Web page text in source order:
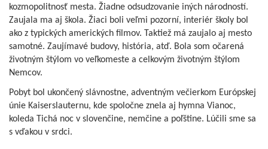
kozmopolitnosť mesta. Žiadne odsudzovanie iných národností.
Zaujala ma aj škola. Žiaci boli veľmi pozorní, interiér školy bol
ako z typických amerických filmov. Taktiež má zaujalo aj mesto
samotné. Zaujímavé budovy, história, atď. Bola som očarená
životným štýlom vo veľkomeste a celkovým životným štýlom
Nemcov.
Pobyt bol ukončený slávnostne, adventným večierkom Európskej
únie Kaiserslauternu, kde spoločne znela aj hymna Vianoc,
koleda Tichá noc v slovenčine, nemčine a poľštine. Lúčili sme sa
s vďakou v srdci.